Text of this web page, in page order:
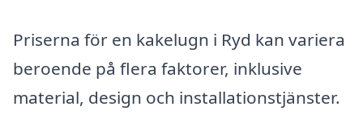
Priserna för en kakelugn i Ryd kan variera
beroende på flera faktorer, inklusive
material, design och installationstjänster.